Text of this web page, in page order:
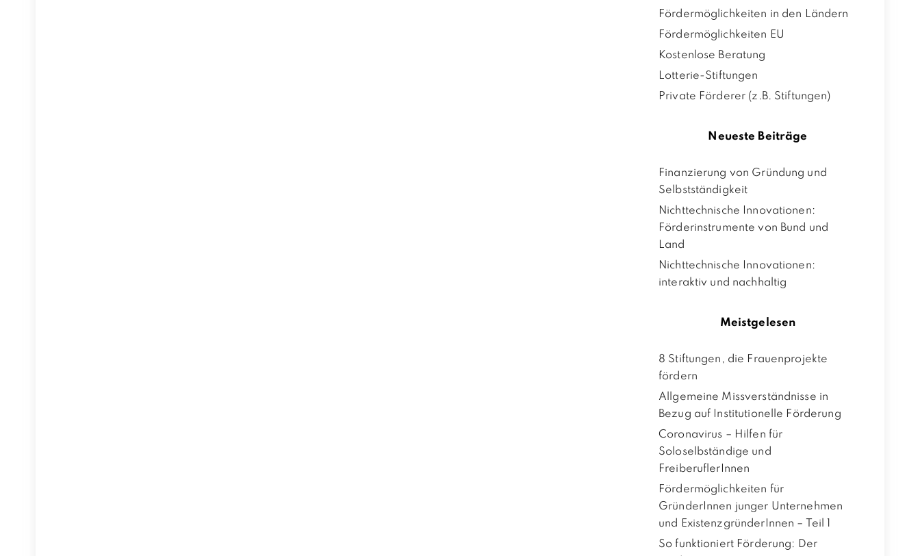
Fördermöglichkeiten in den Ländern
Fördermöglichkeiten EU
Kostenlose Beratung
Lotterie-Stiftungen
Private Förderer (z.B. Stiftungen)
Neueste Beiträge
Finanzierung von Gründung und
Selbstständigkeit
Nichttechnische Innovationen:
Förderinstrumente von Bund und
Land
Nichttechnische Innovationen:
interaktiv und nachhaltig
Meistgelesen
8 Stiftungen, die Frauenprojekte
fördern
Allgemeine Missverständnisse in
Bezug auf Institutionelle Förderung
Coronavirus – Hilfen für
Soloselbständige und
FreiberuflerInnen
Fördermöglichkeiten für
GründerInnen junger Unternehmen
und ExistenzgründerInnen – Teil 1
So funktioniert Förderung: Der